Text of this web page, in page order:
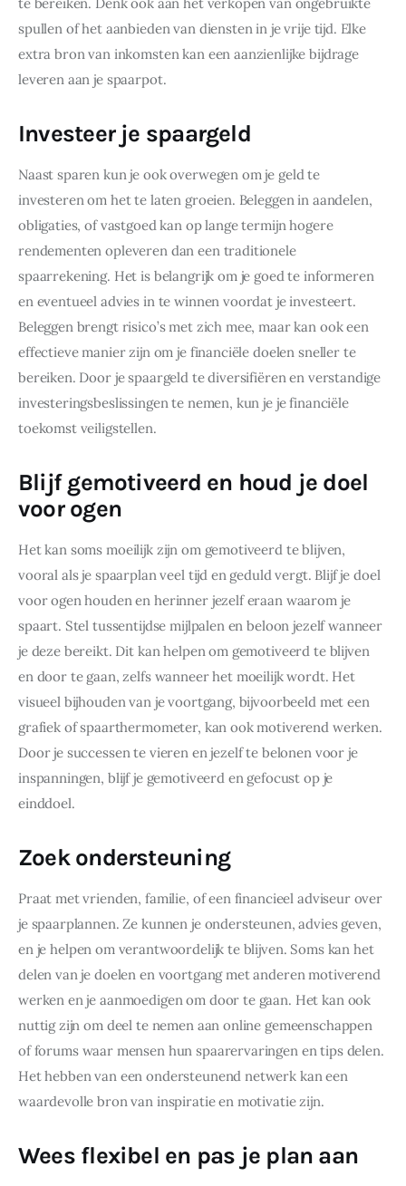
spullen of het aanbieden van diensten in je vrije tijd. Elke
extra bron van inkomsten kan een aanzienlijke bijdrage
leveren aan je spaarpot.
Investeer je spaargeld
Naast sparen kun je ook overwegen om je geld te
investeren om het te laten groeien. Beleggen in aandelen,
obligaties, of vastgoed kan op lange termijn hogere
rendementen opleveren dan een traditionele
spaarrekening. Het is belangrijk om je goed te informeren
en eventueel advies in te winnen voordat je investeert.
Beleggen brengt risico’s met zich mee, maar kan ook een
effectieve manier zijn om je financiële doelen sneller te
bereiken. Door je spaargeld te diversifiëren en verstandige
investeringsbeslissingen te nemen, kun je je financiële
toekomst veiligstellen.
Blijf gemotiveerd en houd je doel
voor ogen
Het kan soms moeilijk zijn om gemotiveerd te blijven,
vooral als je spaarplan veel tijd en geduld vergt. Blijf je doel
voor ogen houden en herinner jezelf eraan waarom je
spaart. Stel tussentijdse mijlpalen en beloon jezelf wanneer
je deze bereikt. Dit kan helpen om gemotiveerd te blijven
en door te gaan, zelfs wanneer het moeilijk wordt. Het
visueel bijhouden van je voortgang, bijvoorbeeld met een
grafiek of spaarthermometer, kan ook motiverend werken.
Door je successen te vieren en jezelf te belonen voor je
inspanningen, blijf je gemotiveerd en gefocust op je
einddoel.
Zoek ondersteuning
Praat met vrienden, familie, of een financieel adviseur over
je spaarplannen. Ze kunnen je ondersteunen, advies geven,
en je helpen om verantwoordelijk te blijven. Soms kan het
delen van je doelen en voortgang met anderen motiverend
werken en je aanmoedigen om door te gaan. Het kan ook
nuttig zijn om deel te nemen aan online gemeenschappen
of forums waar mensen hun spaarervaringen en tips delen.
Het hebben van een ondersteunend netwerk kan een
waardevolle bron van inspiratie en motivatie zijn.
Wees flexibel en pas je plan aan